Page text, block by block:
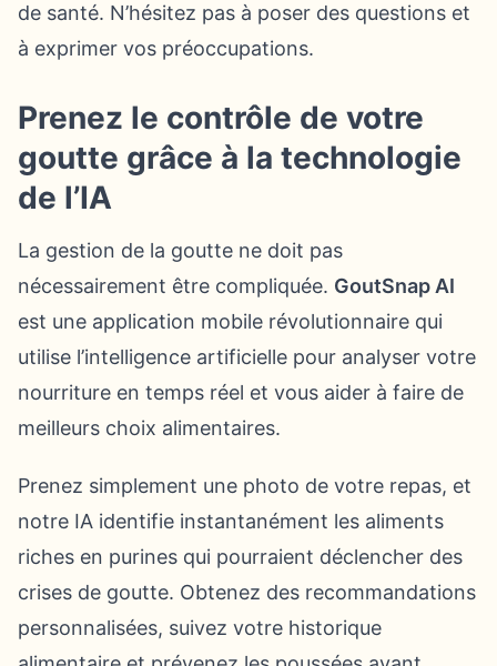
de santé. N’hésitez pas à poser des questions et
à exprimer vos préoccupations.
Prenez le contrôle de votre
goutte grâce à la technologie
de l’IA
La gestion de la goutte ne doit pas
nécessairement être compliquée. GoutSnap AI
est une application mobile révolutionnaire qui
utilise l’intelligence artificielle pour analyser votre
nourriture en temps réel et vous aider à faire de
meilleurs choix alimentaires.
Prenez simplement une photo de votre repas, et
notre IA identifie instantanément les aliments
riches en purines qui pourraient déclencher des
crises de goutte. Obtenez des recommandations
personnalisées, suivez votre historique